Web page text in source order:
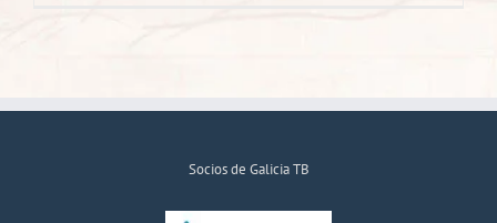
Socios de Galicia TB